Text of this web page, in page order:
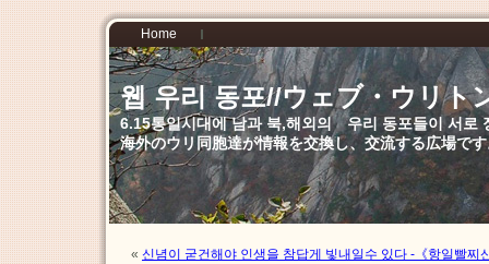
Home
웹 우리 동포//ウェブ・ウリト
6.15통일시대에 남과 북,해외의 우리 동포들이 서로
海外のウリ同胞達が情報を交換し、交流する広場で
« 신념이 굳건해야 인생을 참답게 빛내일수 있다 -《항일빨찌